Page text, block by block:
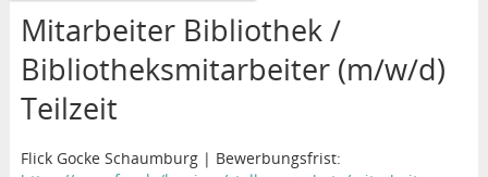
Mitarbeiter Bibliothek /
Bibliotheksmitarbeiter (m/w/d)
Teilzeit
Flick Gocke Schaumburg | Bewerbungsfrist: